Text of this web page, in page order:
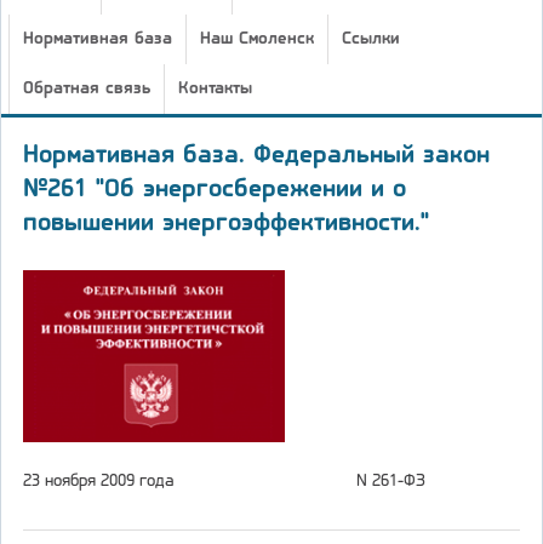
Нормативная база Наш Смоленск Ссылки
Обратная связь Контакты
Нормативная база. Федеральный закон
№261 "Об энергосбережении и о
повышении энергоэффективности."
23 ноября 2009 года N 261-ФЗ